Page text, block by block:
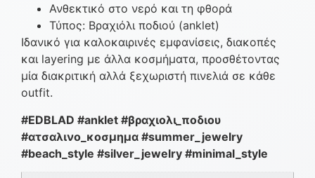
Ανθεκτικό στο νερό και τη φθορά
Τύπος: Βραχιόλι ποδιού (anklet)
Ιδανικό για καλοκαιρινές εμφανίσεις, διακοπές
και layering με άλλα κοσμήματα, προσθέτοντας
μία διακριτική αλλά ξεχωριστή πινελιά σε κάθε
outfit.
#EDBLAD #anklet #βραχιολι_ποδιου
#ατσαλινο_κοσμημα #summer_jewelry
#beach_style #silver_jewelry #minimal_style